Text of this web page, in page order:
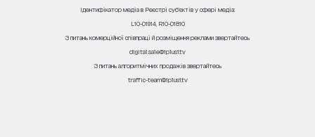
Ідентифікатор медіа в Реєстрі суб’єктів у сфері медіа:
L10-01914, R10-01810
З питань комерційної співпраці й розміщення реклами звертайтесь
digital.sale@1plus1.tv
З питань алгоритмічних продажів звертайтесь
traffic-team@1plus1.tv